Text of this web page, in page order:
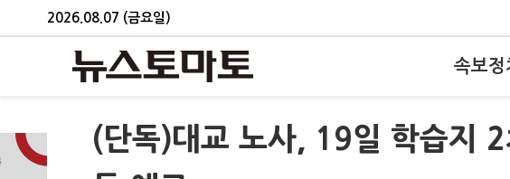
2026.08.07 (금요일)
속보정
(단독)대교 노사, 19일 학습지